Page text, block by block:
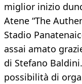
miglior inizio
Atene “The
Stadio
assai amato
di Stefano
possibilità di